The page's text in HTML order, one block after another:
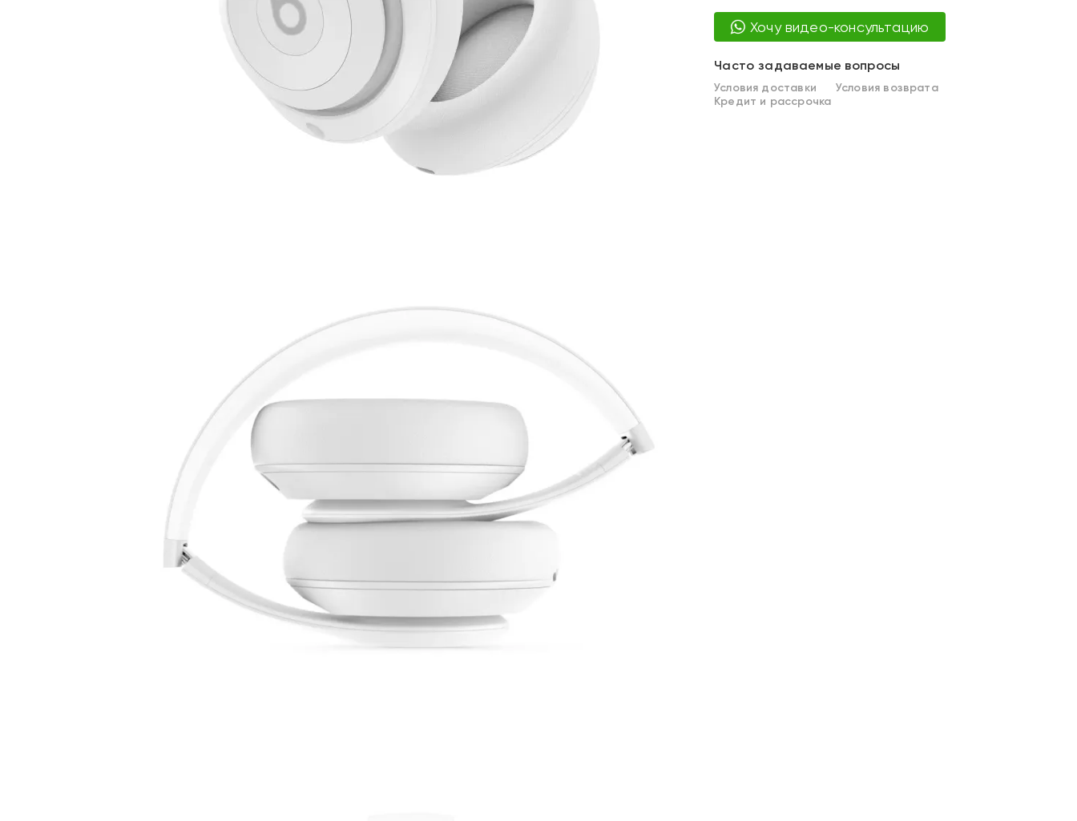
Хочу видео-консультацию
Часто задаваемые вопросы
Условия доставки
Условия возврата
Кредит и рассрочка